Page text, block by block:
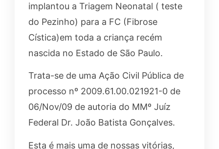
implantou a Triagem Neonatal ( teste
do Pezinho) para a FC (Fibrose
Cística)em toda a criança recém
nascida no Estado de São Paulo.
Trata-se de uma Ação Civil Pública de
processo nº 2009.61.00.021921-0 de
06/Nov/09 de autoria do MMº Juíz
Federal Dr. João Batista Gonçalves.
Esta é mais uma de nossas vitórias,